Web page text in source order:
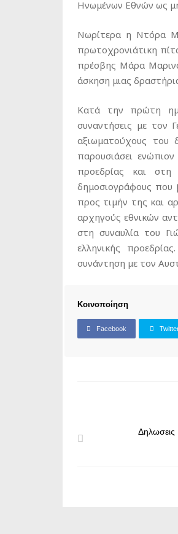
Ηνωμένων Εθνών ως
Νωρίτερα η Ντόρα
πρωτοχρονιάτικη
πρέσβης Μάρα
άσκηση μιας
Κατά την πρώτη
συναντήσεις με τον
αξιωματούχους του
παρουσιάσει
προεδρίας και
δημοσιογράφους που
προς τιμήν της και
αρχηγούς εθνικών
στη συναυλία του
ελληνικής
συνάντηση με τον
Κοινοποίηση
Facebook
Δηλωσεις